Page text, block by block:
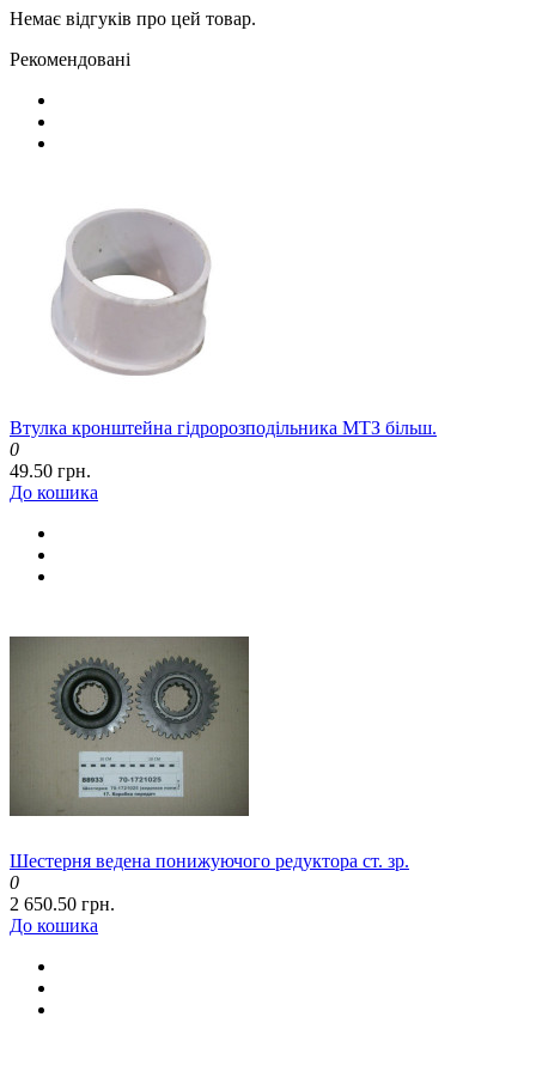
Немає відгуків про цей товар.
Рекомендовані
Втулка кронштейна гідророзподільника МТЗ більш.
0
49.50 грн.
До кошика
Шестерня ведена понижуючого редуктора ст. зр.
0
2 650.50 грн.
До кошика